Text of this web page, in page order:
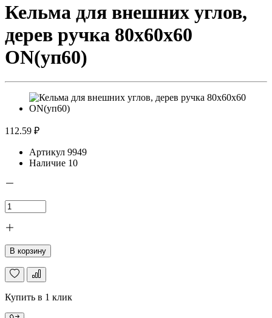
Кельма для внешних углов,
дерев ручка 80х60х60
ON(уп60)
112.59 ₽
Артикул 9949
Наличие 10
В корзину
Купить в 1 клик